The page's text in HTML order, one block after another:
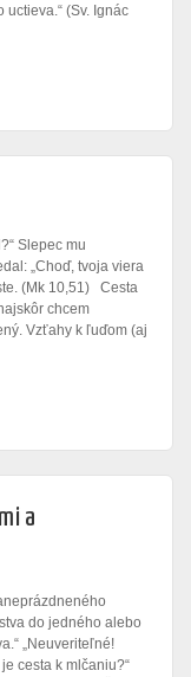
uctieva.“ (Sv. Ignác
Slepec mu
„Choď, tvoja viera
(Mk 10,51) Cesta
chcem
Vzťahy k ľuďom (aj
a
do jedného alebo
„Neuveriteľné!
cesta k mlčaniu?“